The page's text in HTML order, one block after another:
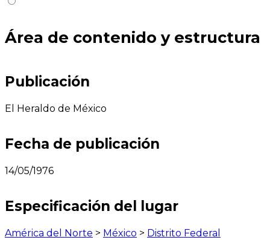
Área de contenido y estructura
Publicación
El Heraldo de México
Fecha de publicación
14/05/1976
Especificación del lugar
América del Norte > México > Distrito Federal